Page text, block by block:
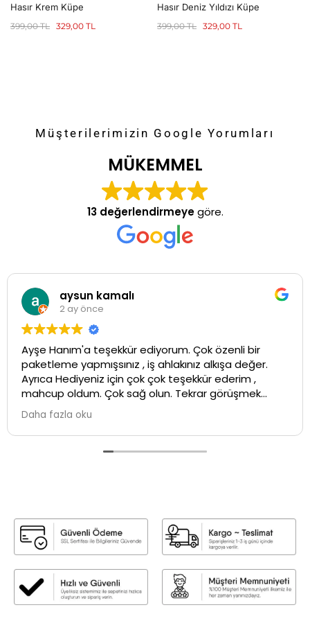
Hasır Krem Küpe
399,00TL 329,00 TL
Hasır Deniz Yıldızı Küpe
399,00TL 329,00 TL
Müşterilerimizin Google Yorumları
MÜKEMMEL
13 değerlendirmeyegöre.
aysun kamalı
2 ay önce
Ayşe Hanım'a teşekkür ediyorum. Çok özenli bir
paketleme yapmışsınız , iş ahlakınız alkışa değer.
Ayrıca Hediyeniz için çok çok teşekkür ederim ,
mahcup oldum. Çok sağ olun. Tekrar görüşmek
üzere ...İyi çalışmalar💕
Daha fazla oku